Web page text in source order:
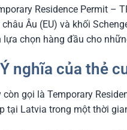
Residence Permit –
Âu (EU) và khối
lựa chọn hàng đầu cho
nghĩa của thẻ
gọi là Temporary
tại Latvia trong một thời